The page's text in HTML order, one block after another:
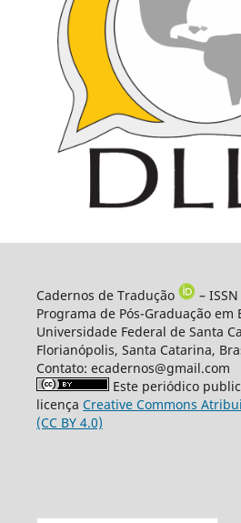
Cadernos de Tradução
–
Programa de Pós-Graduação em
Universidade Federal de Santa
Florianópolis, Santa Catarina,
Contato: ecadernos@gmail.com
Este periódico
licença Creative Commons
(CC BY 4.0)